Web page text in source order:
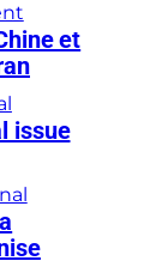
et
issue